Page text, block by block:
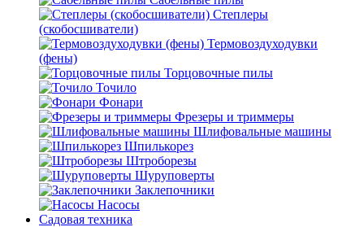
Степлеры
(скобосшиватели)
Термовоздуходувки
(фены)
Торцовочные пилы
Точило
Фонари
Фрезеры и триммеры
Шлифовальные машины
Шпилькорез
Штроборезы
Шуруповерты
Заклепочники
Насосы
Садовая техника